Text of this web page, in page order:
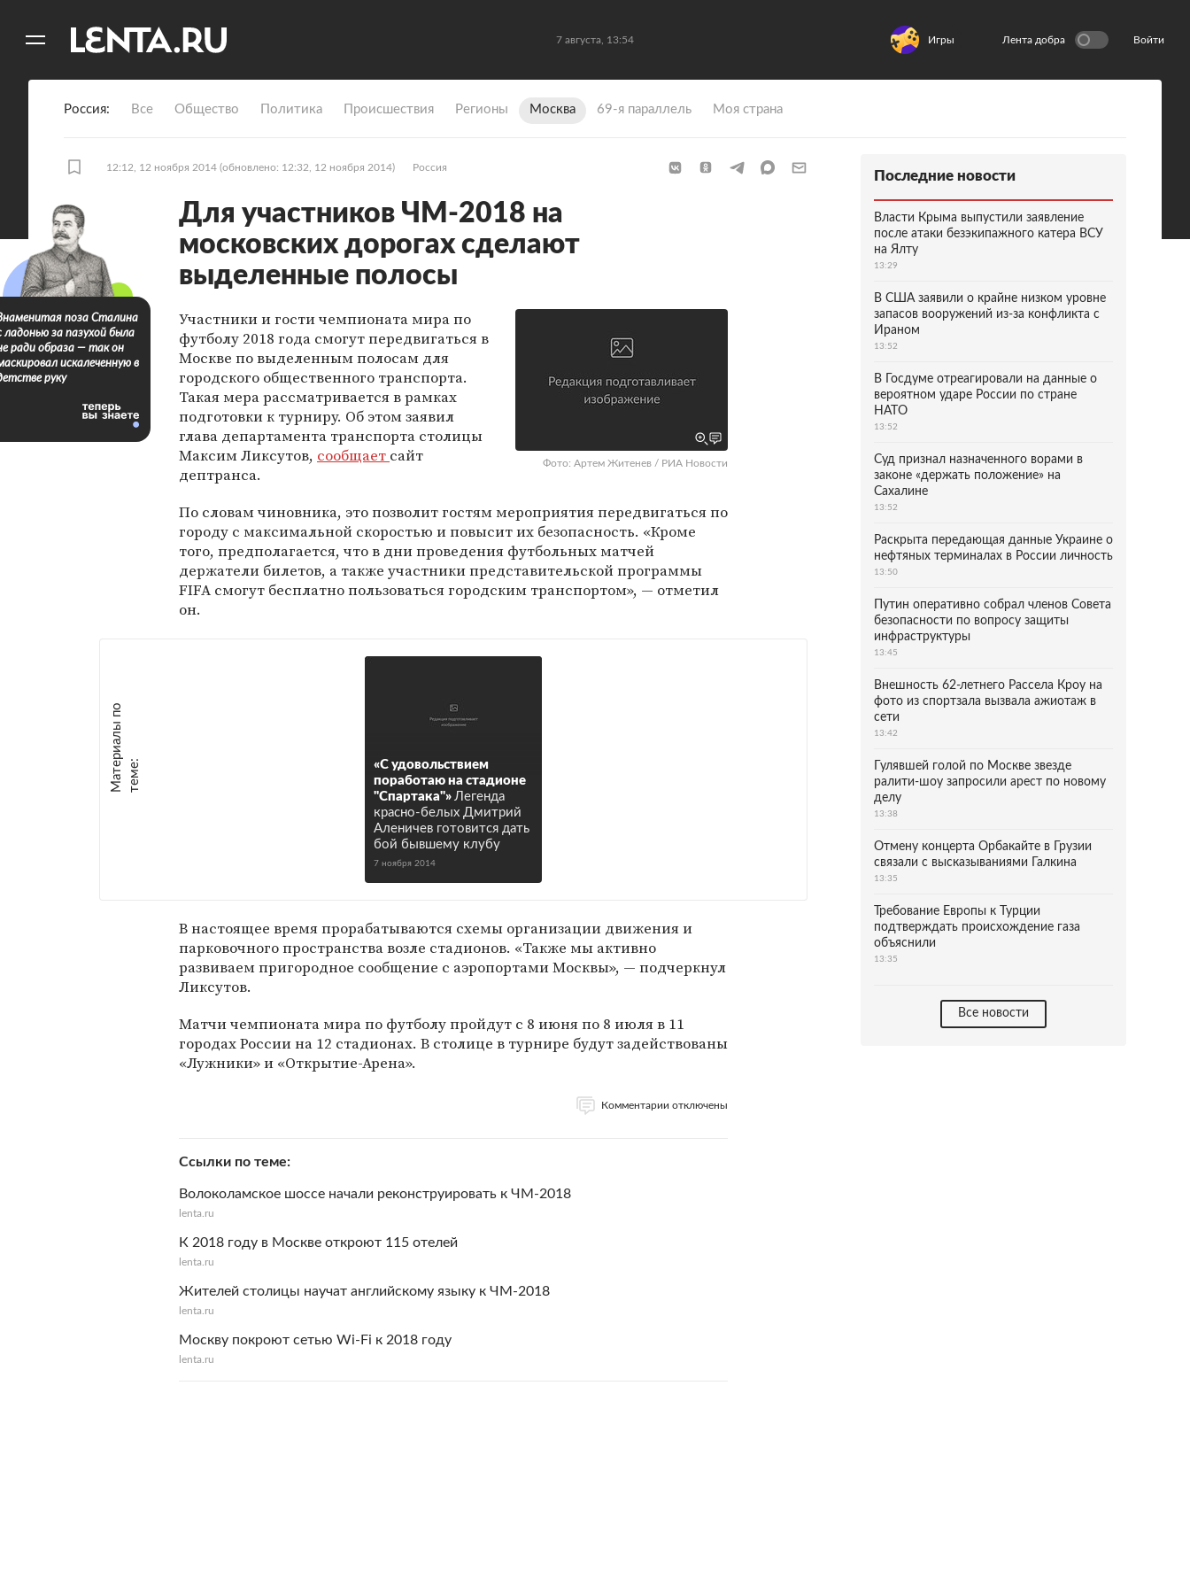
7 августа, 13:54 Игры Лента добра Войти
Россия Все Общество Политика Происшествия Регионы Москва 69-я параллель Моя страна
12:12, 12 ноября 2014 (обновлено: 12:32, 12 ноября 2014) Россия
Для участников ЧМ-2018 на
московских дорогах сделают
выделенные полосы
Фото: Артем Житенев / РИА Новости
Участники и гости чемпионата мира по
футболу 2018 года смогут передвигаться в
Москве по выделенным полосам для
городского общественного транспорта.
Такая мера рассматривается в рамках
подготовки к турниру. Об этом заявил
глава департамента транспорта столицы
Максим Ликсутов, сообщает сайт
дептранса.
По словам чиновника, это позволит гостям мероприятия передвигаться по
городу с максимальной скоростью и повысит их безопасность. «Кроме
того, предполагается, что в дни проведения футбольных матчей
держатели билетов, а также участники представительской программы
FIFA смогут бесплатно пользоваться городским транспортом», — отметил
он.
М
а
т е
р
и
а
л
ы
п
о
т
е
м
е :
«С удовольствием
поработаю на стадионе
"Спартака"» Легенда
красно-белых Дмитрий
Аленичев готовится дать
бой бывшему клубу
7 ноября 2014
В настоящее время прорабатываются схемы организации движения и
парковочного пространства возле стадионов. «Также мы активно
развиваем пригородное сообщение с аэропортами Москвы», — подчеркнул
Ликсутов.
Матчи чемпионата мира по футболу пройдут с 8 июня по 8 июля в 11
городах России на 12 стадионах. В столице в турнире будут задействованы
«Лужники» и «Открытие-Арена».
Комментарии отключены
Ссылки по теме
Волоколамское шоссе начали реконструировать к ЧМ-2018
lenta.ru
К 2018 году в Москве откроют 115 отелей
lenta.ru
Жителей столицы научат английскому языку к ЧМ-2018
lenta.ru
Москву покроют сетью Wi-Fi к 2018 году
lenta.ru
поза Сталина
ладонью за пазухой была
ради образа — так он
искалеченную в
руку
Последние новости
Власти Крыма выпустили заявление
после атаки безэкипажного катера ВСУ
на Ялту
13:29
В США заявили о крайне низком уровне
запасов вооружений из-за конфликта с
Ираном
13:52
В Госдуме отреагировали на данные о
вероятном ударе России по стране
НАТО
13:52
Суд признал назначенного ворами в
законе «держать положение» на
Сахалине
13:52
Раскрыта передающая данные Украине о
нефтяных терминалах в России личность
13:50
Путин оперативно собрал членов Совета
безопасности по вопросу защиты
инфраструктуры
13:45
Внешность 62-летнего Рассела Кроу на
фото из спортзала вызвала ажиотаж в
сети
13:42
Гулявшей голой по Москве звезде
ралити-шоу запросили арест по новому
делу
13:38
Отмену концерта Орбакайте в Грузии
связали с высказываниями Галкина
13:35
Требование Европы к Турции
подтверждать происхождение газа
объяснили
13:35
Все новости